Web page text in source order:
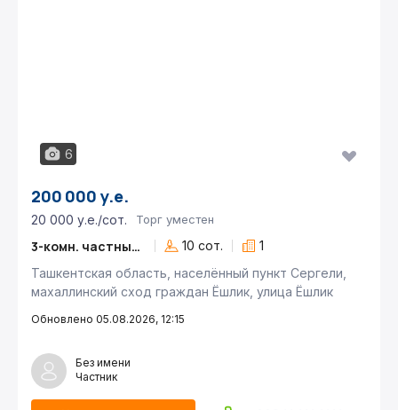
6
200 000 у.е.
20 000 у.е./сот. Торг уместен
3-комн. частный дом 10 сот.
1
Ташкентская область, населённый пункт Сергели,
махаллинский сход граждан Ёшлик, улица Ёшлик
Обновлено 05.08.2026, 12:15
Без имени
Частник